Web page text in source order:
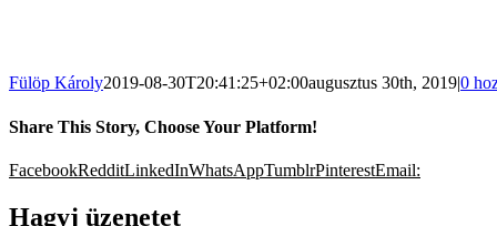
Fülöp Károly2019-08-30T20:41:25+02:00augusztus 30th, 2019|0
Share This Story, Choose Your Platform!
FacebookRedditLinkedInWhatsAppTumblrPinterestEmail:
Hagyj üzenetet